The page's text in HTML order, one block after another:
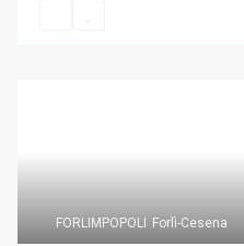
FORLIMPOPOLI Forlì-Cesena